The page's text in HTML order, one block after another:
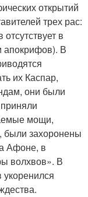
открытий
трех рас:
в
апокрифов). В
их Каспар,
они были
мощи,
были захоронены
Афоне, в
волхвов». В